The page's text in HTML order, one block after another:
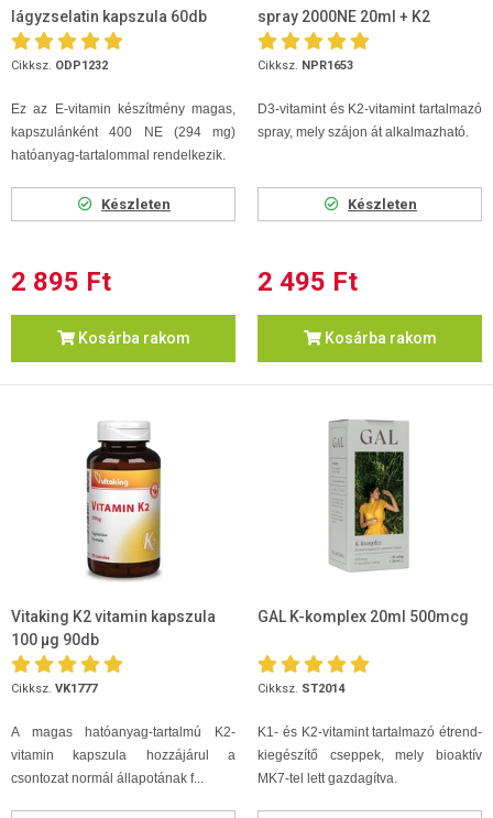
lágyzselatin kapszula 60db
Cikksz. ODP1232
Ez az E-vitamin készítmény magas,
kapszulánként 400 NE (294 mg)
hatóanyag-tartalommal rendelkezik.
Készleten
2 895 Ft
Kosárba rakom
spray 2000NE 20ml + K2
vitamin
Cikksz. NPR1653
D3-vitamint és K2-vitamint tartalmazó
spray, mely szájon át alkalmazható.
Készleten
2 495 Ft
Kosárba rakom
Vitaking K2 vitamin kapszula
100 µg 90db
Cikksz. VK1777
A magas hatóanyag-tartalmú K2-
vitamin kapszula hozzájárul a
csontozat normál állapotának f...
GAL K-komplex 20ml 500mcg
Cikksz. ST2014
K1- és K2-vitamint tartalmazó étrend-
kiegészítő cseppek, mely bioaktív
MK7-tel lett gazdagítva.